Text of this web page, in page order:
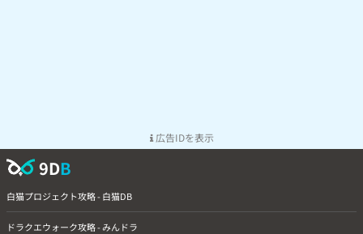
広告IDを表示
9DB
白猫プロジェクト攻略 - 白猫DB
ドラクエウォーク攻略 - みんドラ